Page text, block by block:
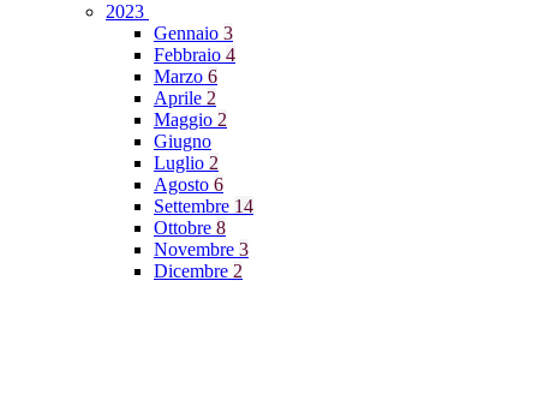
2023
Gennaio 3
Febbraio 4
Marzo 6
Aprile 2
Maggio 2
Giugno
Luglio 2
Agosto 6
Settembre 14
Ottobre 8
Novembre 3
Dicembre 2